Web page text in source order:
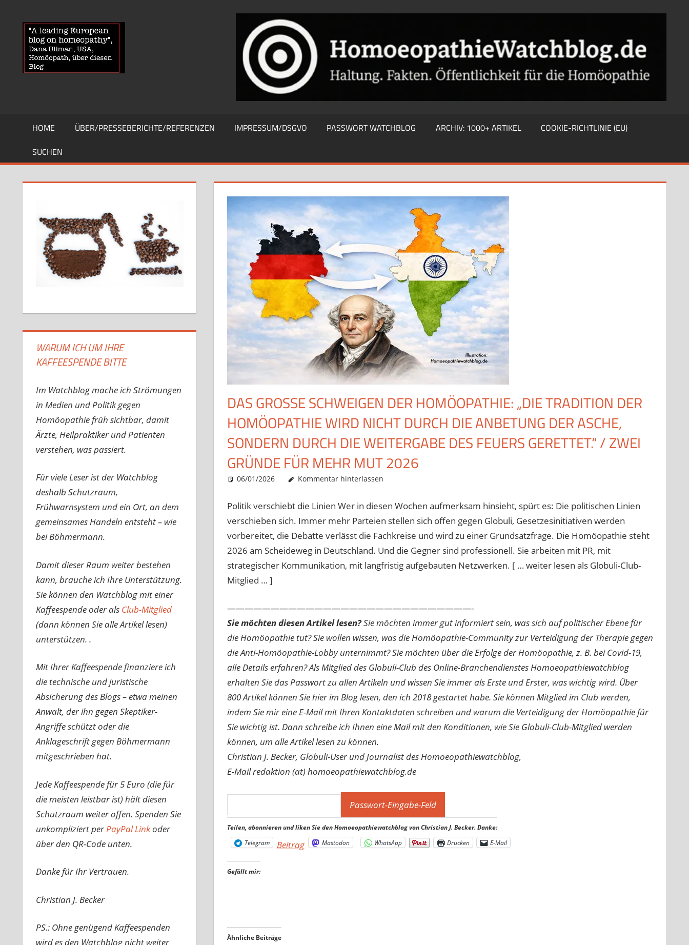
springen
HOMOEOPATHIEWATCHBLOG
News
über
Homöopathie
und
Globuli-
HOME ÜBER/PRESSEBERICHTE/REFERENZEN IMPRESSUM/DSGVO PASSWORT WATCHBLOG ARCHIV: 1000+ ARTIKEL
COOKIE-RICHTLINIE (EU)
SUCHEN
DAS GROSSE SCHWEIGEN DER HOMÖOPATHIE: „DIE TRADITION DER H
OMÖOPATHIE WIRD NICHT DURCH DIE ANBETUNG DER ASCHE, S
ONDERN DURCH DIE WEITERGABE DES FEUERS GERETTET.“ / ZWEI G
RÜNDE FÜR MEHR MUT 2026
06/01/2026 Christian J. Becker
Allgemein
Kommentar hinterlassen
Politik verschiebt die Linien Wer in diesen Wochen aufmerksam hinsieht, spürt es: Die politischen Linien
verschieben sich. Immer mehr Parteien stellen sich offen gegen Globuli, Gesetzesinitiativen werden
vorbereitet, die Debatte verlässt die Fachkreise und wird zu einer Grundsatzfrage. Die Homöopathie steht
2026 am Scheideweg in Deutschland. Und die Gegner sind professionell. Sie arbeiten mit PR, mit
strategischer Kommunikation, mit langfristig aufgebauten Netzwerken. [ … weiter lesen als Globuli-Club-
Mitglied … ]
————————————————————————————-
Sie möchten diesen Artikel lesen?Sie möchten immer gut informiert sein, was sich auf politischer Ebene für
die Homöopathie tut? Sie wollen wissen, was die Homöopathie-Community zur Verteidigung der Therapie gegen
die Anti-Homöopathie-Lobby unternimmt? Sie möchten über die Erfolge der Homöopathie, z. B. bei Covid-19,
alle Details erfahren? Als Mitglied des Globuli-Club des Online-Branchendienstes Homoeopathiewatchblog
erhalten Sie das Passwort zu allen Artikeln und wissen Sie immer als Erste und Erster, was wichtig wird. Über
800 Artikel können Sie hier im Blog lesen, den ich 2018 gestartet habe. Sie können Mitglied im Club werden,
indem Sie mir eine E-Mail mit Ihren Kontaktdaten schreiben und warum die Verteidigung der Homöopathie für
Sie wichtig ist. Dann schreibe ich Ihnen eine Mail mit den Konditionen, wie Sie Globuli-Club-Mitglied werden
können, um alle Artikel lesen zu können.
Christian J. Becker, Globuli-User und Journalist des Homoeopathiewatchblog,
E-Mail redaktion (at) homoeopathiewatchblog.de
Teilen, abonnieren und liken Sie den Homoeopathiewatchblog von Christian J. Becker. Danke:
Telegram
Beitrag Mastodon WhatsApp Drucken E-Mail
Gefällt mir:
Ähnliche Beiträge
WARUM ICH UM IHRE
KAFFEESPENDE BITTE
Im Watchblog mache ich Strömungen
in Medien und Politik gegen
Homöopathie früh sichtbar, damit
Ärzte, Heilpraktiker und Patienten
verstehen, was passiert.
Für viele Leser ist der Watchblog
deshalb Schutzraum,
Frühwarnsystem und ein Ort, an dem
gemeinsames Handeln entsteht – wie
bei Böhmermann.
Damit dieser Raum weiter bestehen
kann, brauche ich Ihre Unterstützung.
Sie können den Watchblog mit einer
Kaffeespende oder als Club-Mitglied
(dann können Sie alle Artikel lesen)
unterstützen. .
Mit Ihrer Kaffeespende finanziere ich
die technische und juristische
Absicherung des Blogs – etwa meinen
Anwalt, der ihn gegen Skeptiker-
Angriffe schützt oder die
Anklageschrift gegen Böhmermann
mitgeschrieben hat.
Jede Kaffeespende für 5 Euro (die für
die meisten leistbar ist) hält diesen
Schutzraum weiter offen. Spenden Sie
unkompliziert perPayPal Linkoder
über den QR-Code unten.
Danke für Ihr Vertrauen.
Christian J. Becker
PS.: Ohne genügend Kaffeespenden
wird es den Watchblog nicht weiter